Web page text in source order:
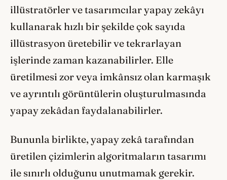
illüstratörler ve tasarımcılar yapay zekâyı
kullanarak hızlı bir şekilde çok sayıda
illüstrasyon üretebilir ve tekrarlayan
işlerinde zaman kazanabilirler. Elle
üretilmesi zor veya imkânsız olan karmaşık
ve ayrıntılı görüntülerin oluşturulmasında
yapay zekâdan faydalanabilirler.
Bununla birlikte, yapay zekâ tarafından
üretilen çizimlerin algoritmaların tasarımı
ile sınırlı olduğunu unutmamak gerekir.